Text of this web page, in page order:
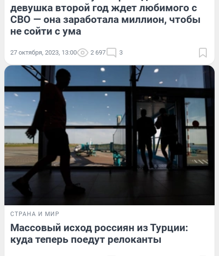
девушка второй год ждет любимого с
СВО — она заработала миллион, чтобы
не сойти с ума
27 октября, 2023, 13:00 2 697 3
СТРАНА И МИР
Массовый исход россиян из Турции:
куда теперь поедут релоканты